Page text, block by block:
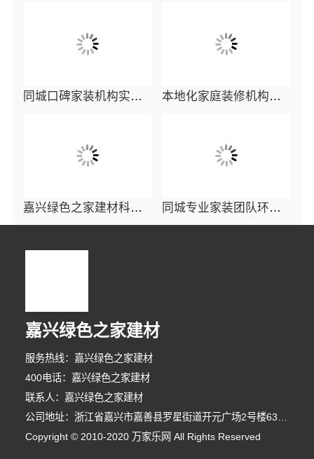
同城口碑家装机构实惠-嘉兴绿色之家建材科技有限公司 本地化家庭装修机构翻新-嘉兴绿色之家建材科技有限公司
嘉兴绿色之家建材科技有限公司：同城口碑家装机构实惠 同城专业家装团队环保：嘉兴绿色之家建材科技有限公司的环保装修方案解析
嘉兴绿色之家建材
服务热线：嘉兴绿色之家建材
400电话：嘉兴绿色之家建材
联系人：嘉兴绿色之家建材
Copyright © 2010-2020 万家乐网 All Rights Reserved
8分钟前 崔先生 正在咨询